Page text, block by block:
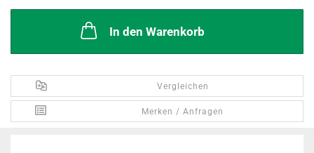
In den Warenkorb
Vergleichen
Merken / Anfragen